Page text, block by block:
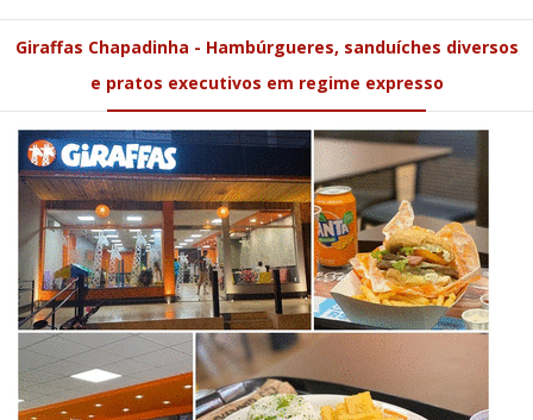
Giraffas Chapadinha - Hambúrgueres, sanduíches diversos
e pratos executivos em regime expresso